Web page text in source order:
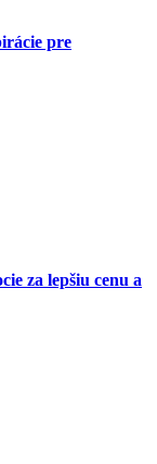
pre
za lepšiu cenu a